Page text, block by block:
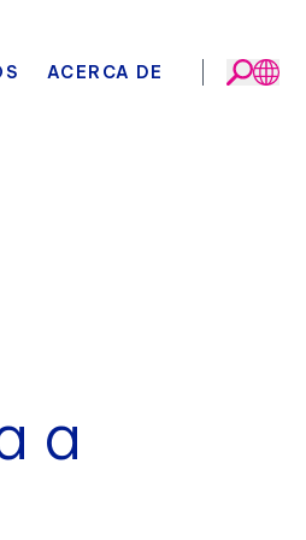
ACERCA DE
a